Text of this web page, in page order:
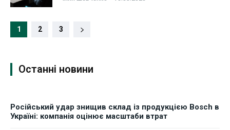
1 2 3
Останні новини
Російський удар знищив склад із продукцією Bosch в
Україні: компанія оцінює масштаби втрат